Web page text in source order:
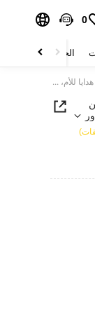
0
الحقائب والأمتعة
مجموعة أساور مطلية بالذهب الأصفر عيار 18 قيراط من الفولاذ المقاوم للصدأ بتصميم أنيق على شكل زهرة مفتوحة، أساور للنساء والسيدات، هدايا للأم، مناسبة للارتداء اليومي، الحفلات، الزفاف، المناسبات الخاصة، عيد الأم، عيد الحب، الربيع، لوازم الزفاف، الصيف
من